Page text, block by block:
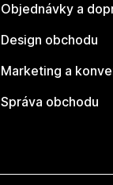
Objednávky a
Design obchodu
Marketing a
Správa obchodu